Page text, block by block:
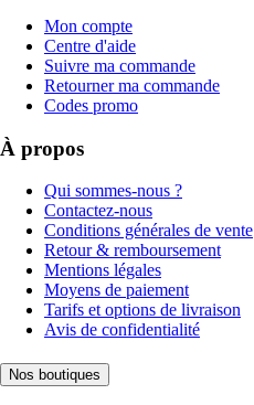
Mon compte
Centre d'aide
Suivre ma commande
Retourner ma commande
Codes promo
À propos
Qui sommes-nous ?
Contactez-nous
Conditions générales de vente
Retour & remboursement
Mentions légales
Moyens de paiement
Tarifs et options de livraison
Avis de confidentialité
Nos boutiques